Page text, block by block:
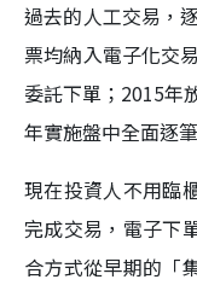
過去的人工交易，
票均納入電子化交
委託下單；2015年
年實施盤中全面逐
現在投資人不用臨
完成交易，電子下
合方式從早期的「